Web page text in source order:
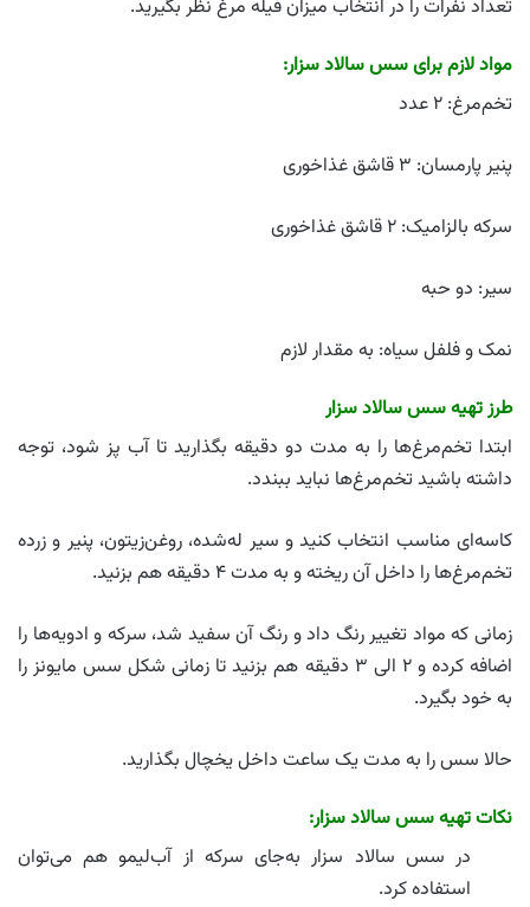
تعداد نفرات را در انتخاب میزان فیله مرغ نظر بگیرید.
مواد لازم برای سس سالاد سزار:
تخم‌مرغ: ۲ عدد
پنیر پارمسان: ۳ قاشق غذاخوری
سرکه بالزامیک: ۲ قاشق غذاخوری
سیر: دو حبه
نمک و فلفل سیاه: به مقدار لازم
طرز تهیه سس سالاد سزار
ابتدا تخم‌مرغ‌ها را به مدت دو دقیقه بگذارید تا آب پز شود، توجه
داشته باشید تخم‌مرغ‌ها نباید ببندد.
کاسه‌ای مناسب انتخاب کنید و سیر له‌شده، روغن‌زیتون، پنیر و زرده
تخم‌مرغ‌ها را داخل آن ریخته و به مدت ۴ دقیقه هم بزنید.
زمانی که مواد تغییر رنگ داد و رنگ آن سفید شد، سرکه و ادویه‌ها را
اضافه کرده و ۲ الی ۳ دقیقه هم بزنید تا زمانی شکل سس مایونز را
به خود بگیرد.
حالا سس را به مدت یک ساعت داخل یخچال بگذارید.
نکات تهیه سس سالاد سزار:
در سس سالاد سزار به‌جای سرکه از آب‌لیمو هم می‌توان
استفاده کرد.